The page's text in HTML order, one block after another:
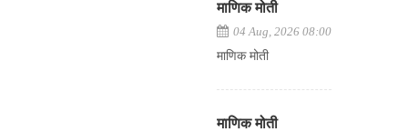
माणिक मोती
04 Aug, 2026 08:00
माणिक मोती
माणिक मोती